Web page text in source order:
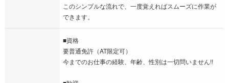
このシンプルな流れで、一度覚えればスムーズに作業が
できます。
■資格
要普通免許（AT限定可）
今までのお仕事の経験、年齢、性別は一切問いません!!